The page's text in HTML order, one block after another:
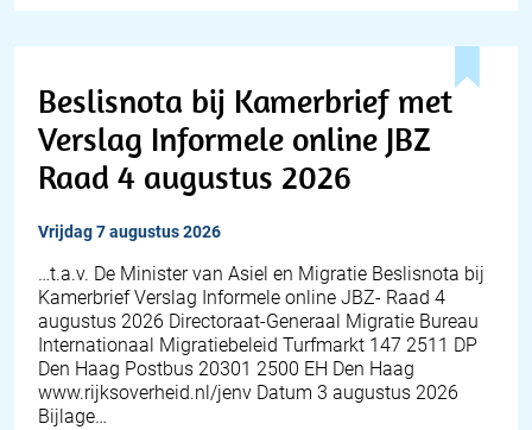
Beslisnota bij Kamerbrief met
Verslag Informele online JBZ
Raad 4 augustus 2026
vrijdag 7 augustus 2026
…t.a.v. De Minister van Asiel en Migratie Beslisnota bij
Kamerbrief Verslag Informele online JBZ- Raad 4
augustus 2026 Directoraat-Generaal Migratie Bureau
Internationaal Migratiebeleid Turfmarkt 147 2511 DP
Den Haag Postbus 20301 2500 EH Den Haag
www.rijksoverheid.nl/jenv Datum 3 augustus 2026
Bijlage…